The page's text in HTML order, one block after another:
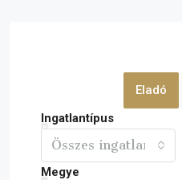
Eladó
Ingatlantípus
Összes ingatlan
Megye